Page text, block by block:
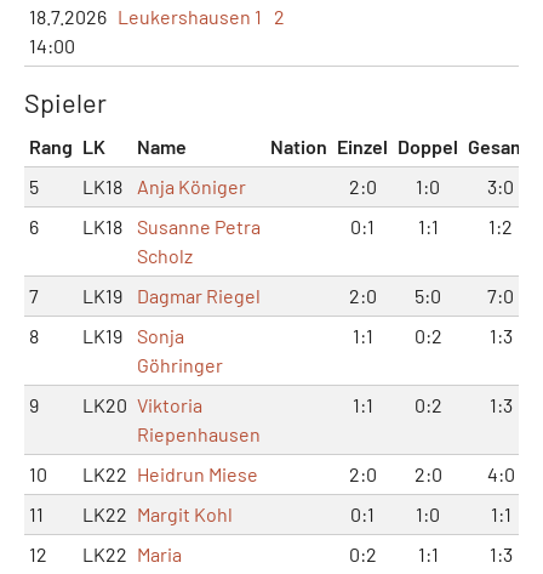
18.7.2026
14:00
Leukershausen 1
2
Spieler
Rang LK Name Nation Einzel Doppel Gesamt
5
LK18 Anja Königer 2:0 1:0
3:0
6
LK18
Susanne Petra
Scholz
0:1 1:1 1:2
7 LK19 Dagmar Riegel 2:0 5:0
7:0
8
LK19
Sonja
Göhringer
1:1 0:2 1:3
9 LK20 Viktoria
Riepenhausen
1:1 0:2 1:3
10 LK22 Heidrun Miese 2:0 2:0
4:0
11
LK22 Margit Kohl 0:1 1:0
1:1
12
LK22 Maria
0:2 1:1 1:3